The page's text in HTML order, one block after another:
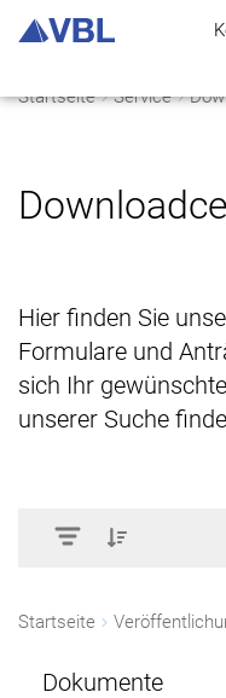
Startseite Service
Hier finden Sie
Formulare und
sich Ihr
unserer Suche
Startseite
Dokumente